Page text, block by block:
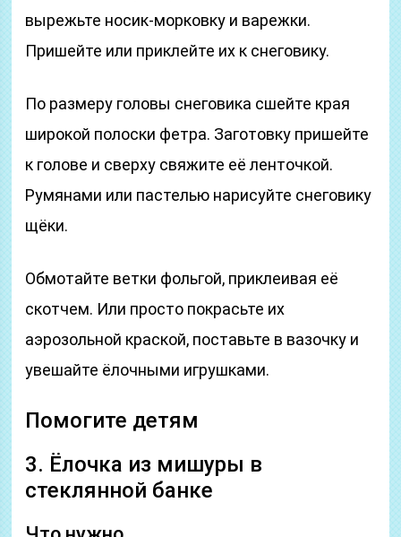
вырежьте носик-морковку и варежки.
Пришейте или приклейте их к снеговику.
По размеру головы снеговика сшейте края
широкой полоски фетра. Заготовку пришейте
к голове и сверху свяжите её ленточкой.
Румянами или пастелью нарисуйте снеговику
щёки.
Обмотайте ветки фольгой, приклеивая её
скотчем. Или просто покрасьте их
аэрозольной краской, поставьте в вазочку и
увешайте ёлочными игрушками.
Помогите детям ‍ ‍ ‍
3. Ёлочка из мишуры в
стеклянной банке